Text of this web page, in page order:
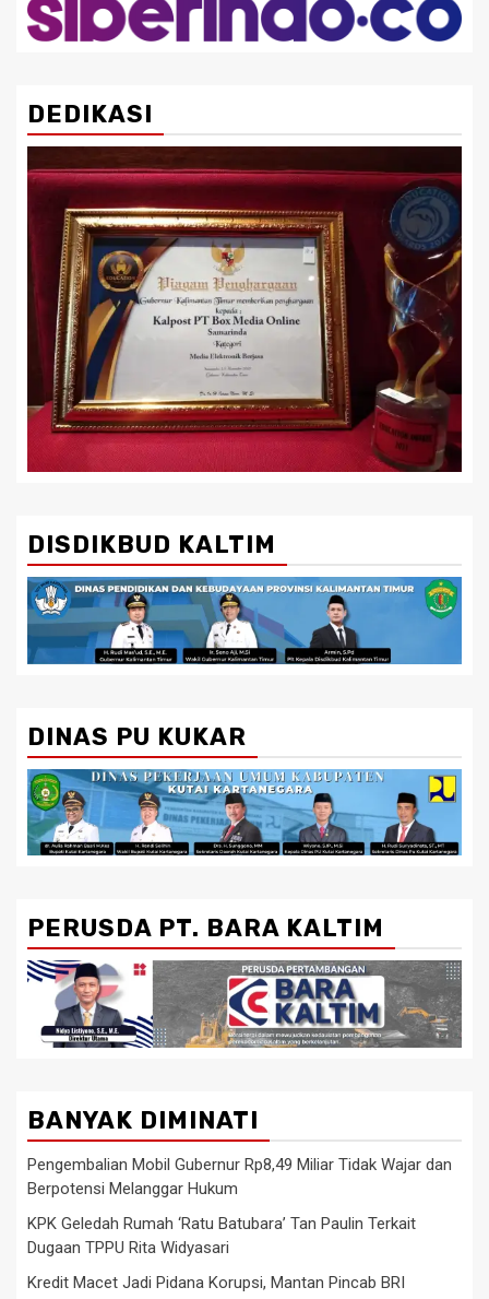
DEDIKASI
DISDIKBUD KALTIM
DINAS PU KUKAR
PERUSDA PT. BARA KALTIM
BANYAK DIMINATI
Pengembalian Mobil Gubernur Rp8,49 Miliar Tidak Wajar dan
Berpotensi Melanggar Hukum
KPK Geledah Rumah ‘Ratu Batubara’ Tan Paulin Terkait
Dugaan TPPU Rita Widyasari
Kredit Macet Jadi Pidana Korupsi, Mantan Pincab BRI